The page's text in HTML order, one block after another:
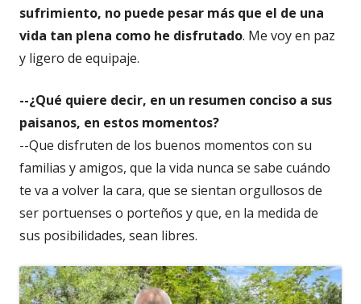
sufrimiento, no puede pesar más que el de una
vida tan plena como he disfrutado. Me voy en paz
y ligero de equipaje.
--¿Qué quiere decir, en un resumen conciso a sus
paisanos, en estos momentos?
--Que disfruten de los buenos momentos con su
familias y amigos, que la vida nunca se sabe cuándo
te va a volver la cara, que se sientan orgullosos de
ser portuenses o porteños y que, en la medida de
sus posibilidades, sean libres.